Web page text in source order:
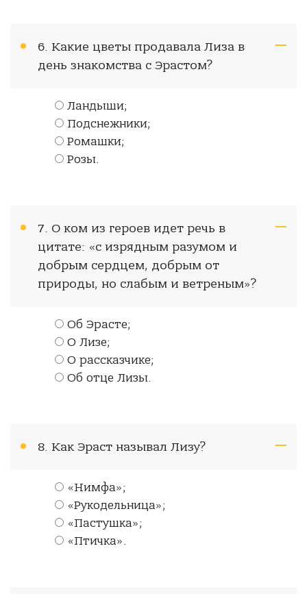
6. Какие цветы продавала Лиза в
день знакомства с Эрастом?
Ландыши;
Подснежники;
Ромашки;
Розы.
7. О ком из героев идет речь в
цитате: «с изрядным разумом и
добрым сердцем, добрым от
природы, но слабым и ветреным»?
Об Эрасте;
О Лизе;
О рассказчике;
Об отце Лизы.
8. Как Эраст называл Лизу?
«Нимфа»;
«Рукодельница»;
«Пастушка»;
«Птичка».